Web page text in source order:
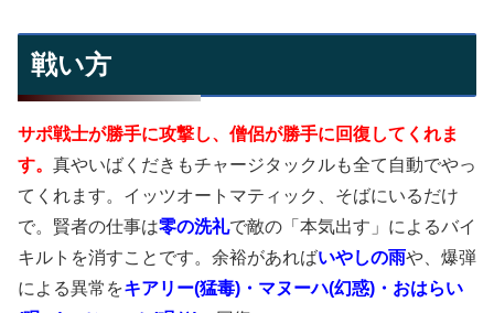
戦い方
サポ戦士が勝手に攻撃し、僧侶が勝手に回復してくれま
す。 真やいばくだきもチャージタックルも全て自動でやっ
てくれます。イッツオートマティック、そばにいるだけ
で。賢者の仕事は零の洗礼で敵の「本気出す」によるバイ
キルトを消すことです。余裕があればいやしの雨や、爆弾
による異常をキアリー(猛毒)・マヌーハ(幻惑)・おはらい